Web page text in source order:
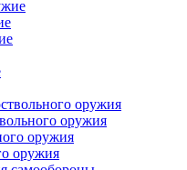
оружия
оружия